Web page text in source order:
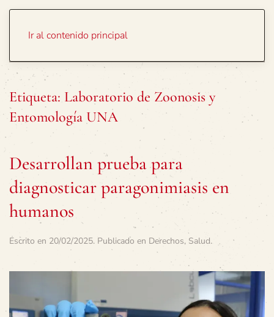
Ir al contenido principal
Etiqueta: Laboratorio de Zoonosis y
Entomología UNA
Desarrollan prueba para
diagnosticar paragonimiasis en
humanos
Escrito en 20/02/2025. Publicado en Derechos, Salud.